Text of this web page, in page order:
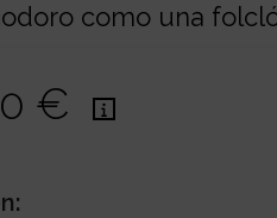
como una
€